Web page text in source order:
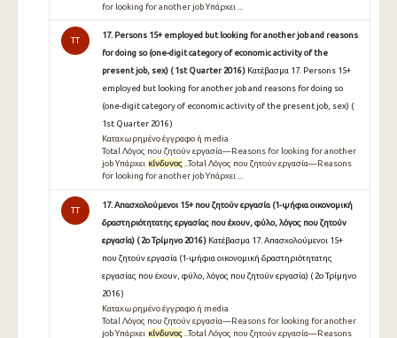
for looking for another job Υπάρχει ...
TT
17. Persons 15+ employed but looking for another job and reasons
for doing so (one-digit category of economic activity of the
present job, sex) ( 1st Quarter 2016 ) Κατέβασμα 17. Persons 15+
employed but looking for another job and reasons for doing so
(one-digit category of economic activity of the present job, sex) (
1st Quarter 2016 )
Καταχωρημένο έγγραφο ή media
Total Λόγος που ζητούν εργασία—Reasons for looking for another
job Υπάρχει κίνδυνος...Total Λόγος που ζητούν εργασία—Reasons
for looking for another job Υπάρχει ...
TT
17. Απασχολούμενοι 15+ που ζητούν εργασία (1-ψήφια οικονομική
δραστηριότητατης εργασίας που έχουν, φύλο, λόγος που ζητούν
εργασία) ( 2ο Τρίμηνο 2016 ) Κατέβασμα 17. Απασχολούμενοι 15+
που ζητούν εργασία (1-ψήφια οικονομική δραστηριότητατης
εργασίας που έχουν, φύλο, λόγος που ζητούν εργασία) ( 2ο Τρίμηνο
2016 )
Καταχωρημένο έγγραφο ή media
Total Λόγος που ζητούν εργασία—Reasons for looking for another
job Υπάρχει κίνδυνος ...Total Λόγος που ζητούν εργασία—Reasons